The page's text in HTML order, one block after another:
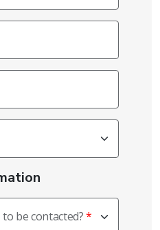
be contacted?